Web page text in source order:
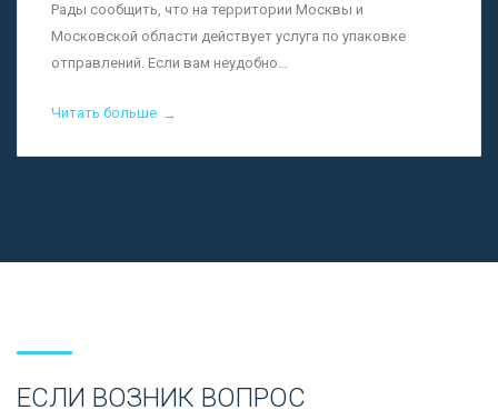
Рады сообщить, что на территории Москвы и
Московской области действует услуга по упаковке
отправлений. Если вам неудобно…
Читать больше →
ЕСЛИ ВОЗНИК ВОПРОС